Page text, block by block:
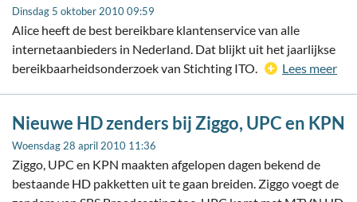
Dinsdag 5 oktober 2010 09:59
Alice heeft de best bereikbare klantenservice van alle
internetaanbieders in Nederland. Dat blijkt uit het jaarlijkse
bereikbaarheidsonderzoek van Stichting ITO.
Lees meer
Nieuwe HD zenders bij Ziggo, UPC en KPN
Woensdag 28 april 2010 11:36
Ziggo, UPC en KPN maakten afgelopen dagen bekend de
bestaande HD pakketten uit te gaan breiden. Ziggo voegt de